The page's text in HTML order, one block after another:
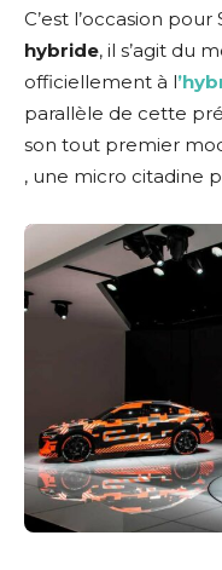
C’est l’occasion
hybride, il s’agit du
officiellement à l
parallèle de cette
son tout premier
, une micro citadine